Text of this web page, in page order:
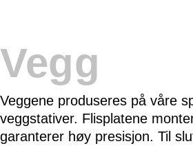
Vegg
Veggene produseres på våre
veggstativer. Flisplatene
garanterer høy presisjon. Til